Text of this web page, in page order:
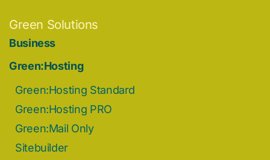
Green Solutions
Business
Green:Hosting
Green:Hosting Standard
Green:Hosting PRO
Green:Mail Only
Sitebuilder